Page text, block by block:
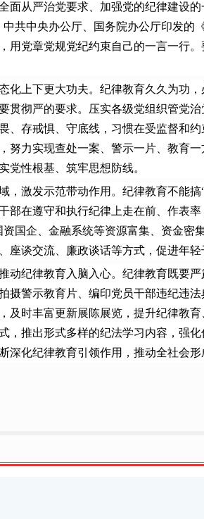
从严治党要求、加强党的纪律建设的
共中央办公厅、国务院办公厅印发的
用党章党规党纪约束自己的一言一行
上下更大功夫。纪律教育久久为功，
贯彻严的要求。压实各级党组织管党
、存戒惧、守底线，习惯在受监督和
努力实现查处一案、警示一片、教育
党性根基、筑牢思想防线。
激发示范带动作用。纪律教育不能搞“
部在遵守和执行纪律上走在前、作表
国企、金融系统等资源富集、资金
座谈交流、廉政谈话等方式，促进年
纪律教育入脑入心。纪律教育既要严
摄警示教育片、编印党员干部违纪违
及时丰富更新展陈展览，提升纪律教
，推出形式多样的纪法学习内容，强
深化纪律教育引领作用，推动全社会形